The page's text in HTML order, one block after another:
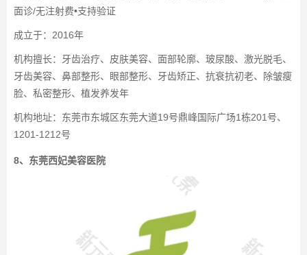
面诊/无注射费•支持验证
成立于：2016年
机构擅长：牙齿治疗、皮肤美容、面部轮廓、玻尿酸、激光脱毛、
牙齿美容、鼻部整形、眼部整形、牙齿矫正、抗衰抗初老、除皱瘦
脸、私密整形、植发养发年
机构地址：东莞市东城区东莞大道19号鼎峰国际广场1栋201号、
1201-1212号
8、东莞西妃美容医院